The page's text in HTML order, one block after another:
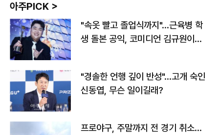
아주PICK >
"속옷 빨고 졸업식까지"…근육병 학
생 돌본 공익, 코미디언 김규원이었
"경솔한 언행 깊이 반성"…고개 숙인
신동엽, 무슨 일이길래?
프로야구, 주말까지 전 경기 취소…